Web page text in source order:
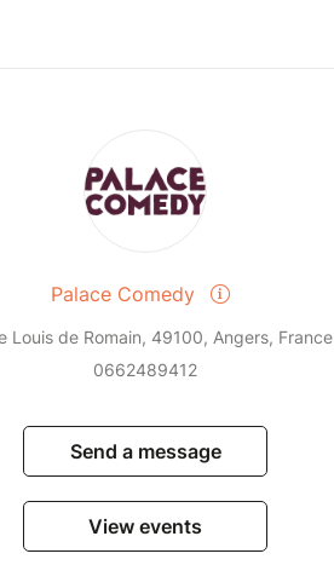
Palace Comedy
Louis de Romain, 49100, Angers, France
0662489412
Send a message
View events